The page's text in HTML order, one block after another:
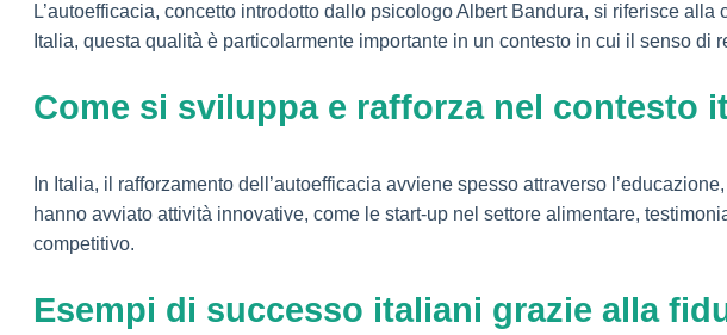
L’autoefficacia, concetto introdotto dallo psicologo Albert Bandura, si riferisce
Italia, questa qualità è particolarmente importante in un contesto in cui il senso
Come si sviluppa e rafforza nel contesto
In Italia, il rafforzamento dell’autoefficacia avviene spesso attraverso
hanno avviato attività innovative, come le start-up nel settore alimentare,
competitivo.
Esempi di successo italiani grazie alla